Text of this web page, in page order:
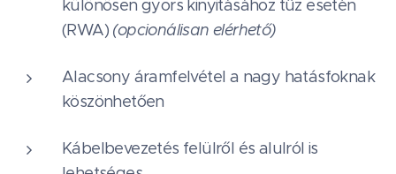
különösen gyors kinyitásához tűz esetén
(RWA) (opcionálisan elérhető)
Alacsony áramfelvétel a nagy hatásfoknak
köszönhetően
Kábelbevezetés felülről és alulról is